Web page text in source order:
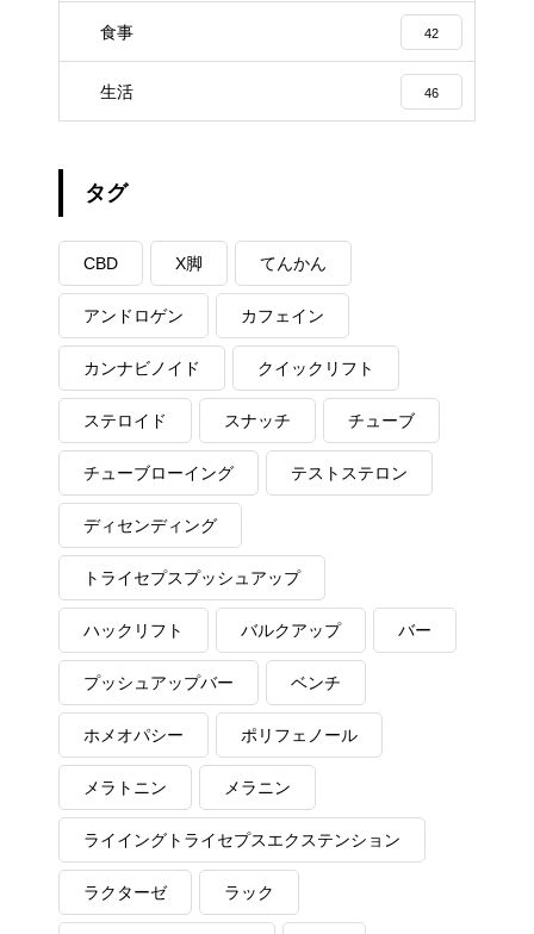
食事 42
生活 46
タグ
CBD X脚 てんかん
アンドロゲン カフェイン
カンナビノイド クイックリフト
ステロイド スナッチ チューブ
チューブローイング テストステロン
ディセンディング
トライセプスプッシュアップ
ハックリフト バルクアップ バー
プッシュアップバー ベンチ
ホメオパシー ポリフェノール
メラトニン メラニン
ライイングトライセプスエクステンション
ラクターゼ ラック